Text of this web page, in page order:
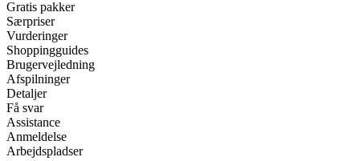
Gratis pakker
Særpriser
Vurderinger
Shoppingguides
Brugervejledning
Afspilninger
Detaljer
Få svar
Assistance
Anmeldelse
Arbejdspladser